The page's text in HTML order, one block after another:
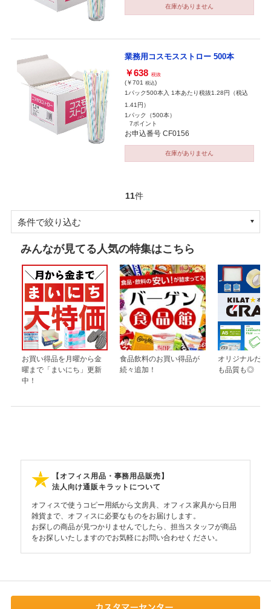
在庫がありません
業務用コスモスストロー 500本
￥638 税抜
(￥701 税込)
1パック500本入 1本あたり税抜1.28円（税込
1.41円）
1パック（500本）
7ポイント
お申込番号 CF0156
在庫がありません
11件
条件で絞り込む
みんなが見てる人気の特集はこちら
お買い得品を月曜から金
曜まで「まいにち」更新
中！
食品飲料のお買い得品が
続々追加！
オリジナルだか
も品質も◎
【オフィス用品・事務用品販売】
法人向け通販キラットについて
オフィスで使うコピー用紙から文房具、オフィス家具から日用
雑貨まで、オフィスに必要なものをお届けします。
お探しの商品が見つかりませんでしたら、担当スタッフが商品
をお探しいたしますのでお気軽にお問い合わせください。